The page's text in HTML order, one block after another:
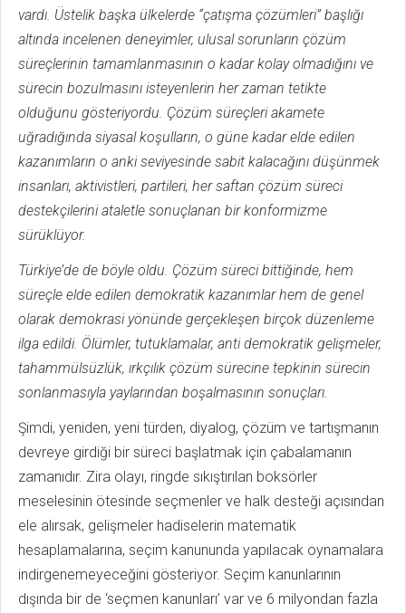
vardı. Üstelik başka ülkelerde “çatışma çözümleri” başlığı
altında incelenen deneyimler, ulusal sorunların çözüm
süreçlerinin tamamlanmasının o kadar kolay olmadığını ve
sürecin bozulmasını isteyenlerin her zaman tetikte
olduğunu gösteriyordu. Çözüm süreçleri akamete
uğradığında siyasal koşulların, o güne kadar elde edilen
kazanımların o anki seviyesinde sabit kalacağını düşünmek
insanları, aktivistleri, partileri, her saftan çözüm süreci
destekçilerini ataletle sonuçlanan bir konformizme
sürüklüyor.
Türkiye’de de böyle oldu. Çözüm süreci bittiğinde, hem
süreçle elde edilen demokratik kazanımlar hem de genel
olarak demokrasi yönünde gerçekleşen birçok düzenleme
ilga edildi. Ölümler, tutuklamalar, anti demokratik gelişmeler,
tahammülsüzlük, ırkçılık çözüm sürecine tepkinin sürecin
sonlanmasıyla yaylarından boşalmasının sonuçları.
Şimdi, yeniden, yeni türden, diyalog, çözüm ve tartışmanın
devreye girdiği bir süreci başlatmak için çabalamanın
zamanıdır. Zira olayı, ringde sıkıştırılan boksörler
meselesinin ötesinde seçmenler ve halk desteği açısından
ele alırsak, gelişmeler hadiselerin matematik
hesaplamalarına, seçim kanununda yapılacak oynamalara
indirgenemeyeceğini gösteriyor. Seçim kanunlarının
dışında bir de ‘seçmen kanunları’ var ve 6 milyondan fazla